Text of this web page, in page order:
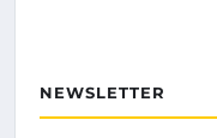
NEWSLETTER